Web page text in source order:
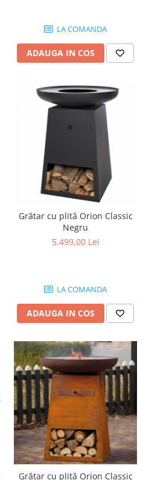
LA COMANDA
ADAUGA IN COS
Grătar cu plită Orion Classic
Negru
5.499,00 Lei
LA COMANDA
ADAUGA IN COS
Grătar cu plită Orion Classic